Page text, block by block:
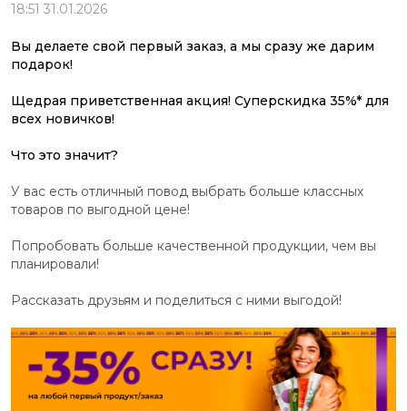
18:51 31.01.2026
Вы делаете свой первый заказ, а мы сразу же дарим
подарок!
Щедрая приветственная акция! Суперскидка 35%* для
всех новичков!
Что это значит?
У вас есть отличный повод выбрать больше классных
товаров по выгодной цене!
Попробовать больше качественной продукции, чем вы
планировали!
Рассказать друзьям и поделиться с ними выгодой!